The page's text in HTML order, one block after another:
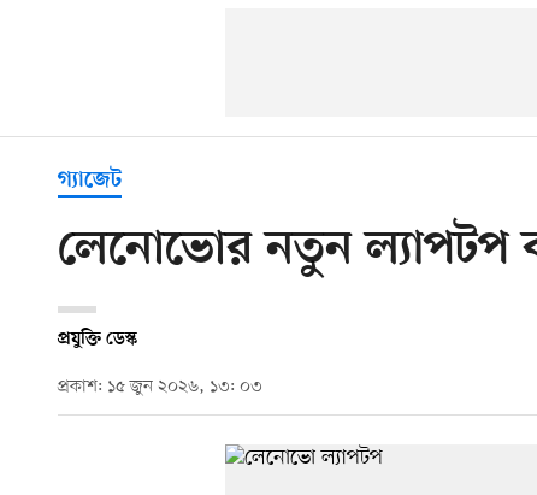
গ্যাজেট
লেনোভোর নতুন ল্যাপটপ
প্রযুক্তি ডেস্ক
প্রকাশ: ১৫ জুন ২০২৬, ১৩: ০৩